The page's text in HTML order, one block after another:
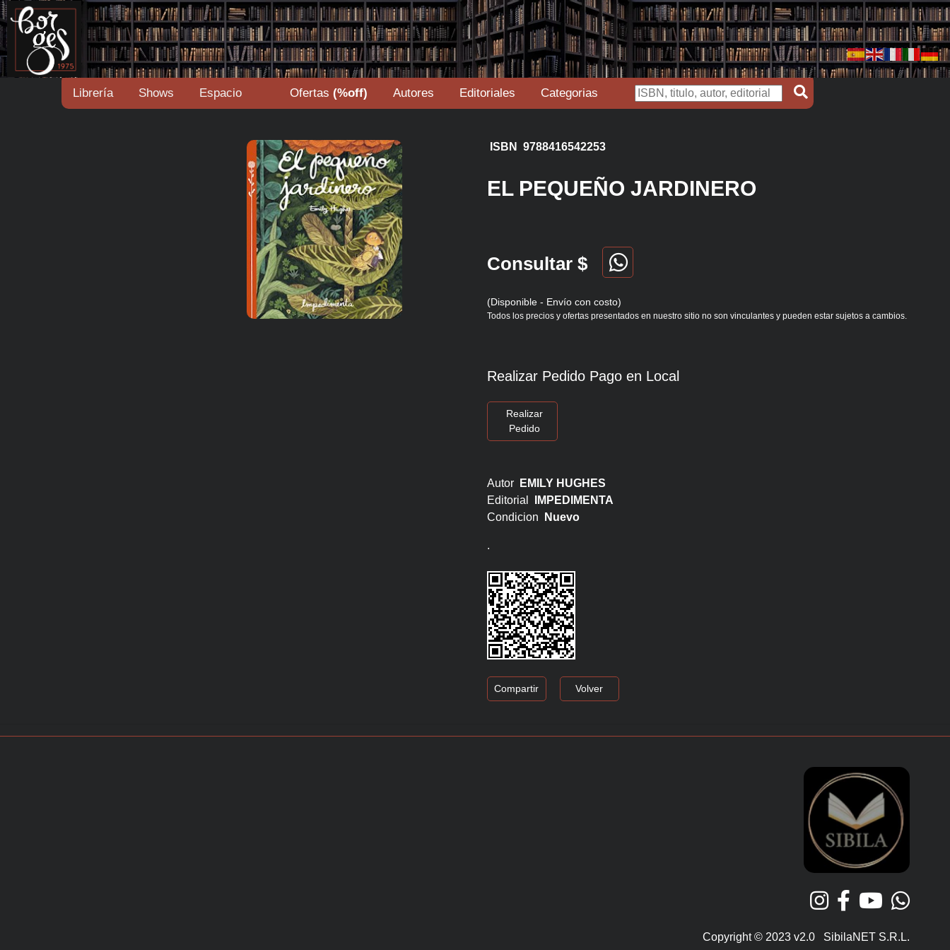
Librería Shows Espacio Ofertas (%off) Autores Editoriales Categorias
ISBN 9788416542253
EL PEQUEÑO JARDINERO
Consultar $
(Disponible - Envío con costo)
Todos los precios y ofertas presentados en nuestro sitio no son vinculantes y pueden estar sujetos a cambios.
Realizar Pedido Pago en Local
Realizar
Pedido
Autor
EMILY HUGHES
Editorial
IMPEDIMENTA
Condicion
Nuevo
.
Compartir Volver
Copyright © 2023 v2.0 SibilaNET S.R.L.